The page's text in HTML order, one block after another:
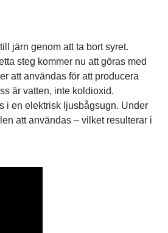
järn genom att ta bort syret.
steg kommer nu att göras med
att användas för att producera
är vatten, inte koldioxid.
i en elektrisk ljusbågsugn. Under
att användas – vilket resulterar i